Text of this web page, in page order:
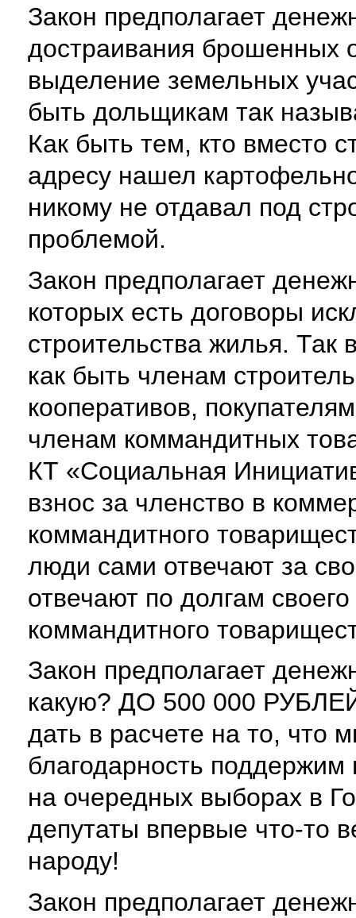
Закон предполагает
достраивания брошенных
выделение земельных
быть дольщикам так
Как быть тем, кто вместо
адресу нашел
никому не отдавал под
проблемой.
Закон предполагает
которых есть договоры
строительства жилья.
как быть членам
кооперативов,
членам коммандитных
КТ «Социальная
взнос за членство в
коммандитного
люди сами отвечают за
отвечают по долгам
коммандитного
Закон предполагает
какую? ДО 500 000
дать в расчете на то,
благодарность
на очередных выборах в
депутаты впервые что-то
народу!
Закон предполагает